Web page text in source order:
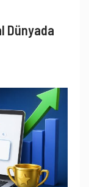
Dünyada